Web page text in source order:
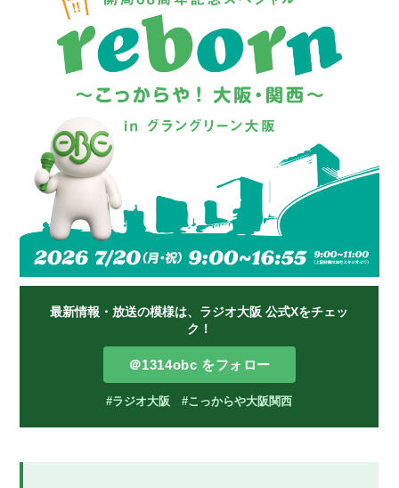
最新情報・放送の模様は、ラジオ大阪 公式Xをチェッ
ク！
＠1314obc をフォロー
#ラジオ大阪 #こっからや大阪関西